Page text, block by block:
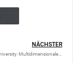
NÄCHSTER